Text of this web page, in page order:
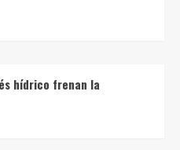
hídrico frenan la